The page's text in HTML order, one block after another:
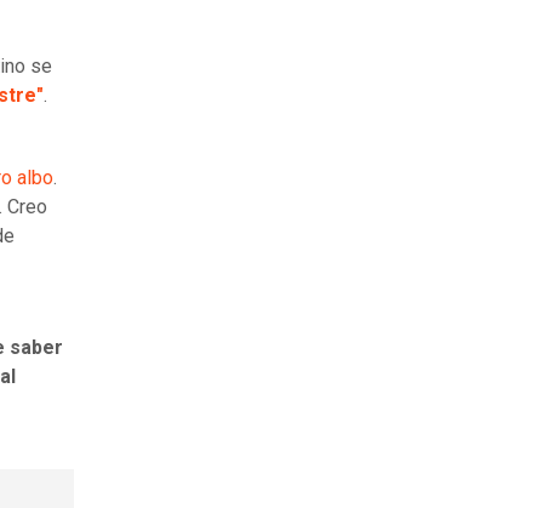
se
.
albo.
Creo
saber